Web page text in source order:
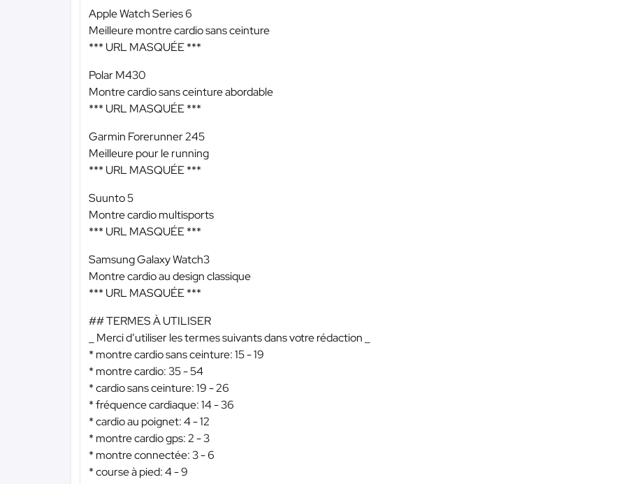
Apple Watch Series 6
Meilleure montre cardio sans ceinture
*** URL MASQUÉE ***
Polar M430
Montre cardio sans ceinture abordable
*** URL MASQUÉE ***
Garmin Forerunner 245
Meilleure pour le running
*** URL MASQUÉE ***
Suunto 5
Montre cardio multisports
*** URL MASQUÉE ***
Samsung Galaxy Watch3
Montre cardio au design classique
*** URL MASQUÉE ***
## TERMES À UTILISER
_ Merci d’utiliser les termes suivants dans votre rédaction _
* montre cardio sans ceinture: 15 - 19
* montre cardio: 35 - 54
* cardio sans ceinture: 19 - 26
* fréquence cardiaque: 14 - 36
* cardio au poignet: 4 - 12
* montre cardio gps: 2 - 3
* montre connectée: 3 - 6
* course à pied: 4 - 9